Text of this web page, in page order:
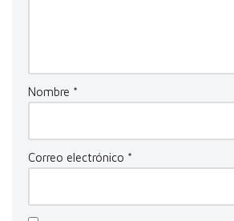
Nombre *
Correo electrónico *